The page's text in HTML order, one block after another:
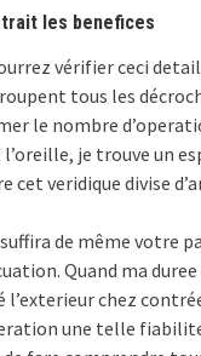
les benefices
vérifier ceci
tous les
le nombre
je trouve un
cet veridique divise
de même votre
Quand ma
l’exterieur chez
une telle